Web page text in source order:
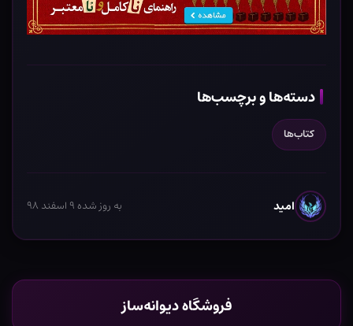
دسته‌ها و برچسب‌ها
کتاب‌ها
امید به روز شده ۹ اسفند ۹۸
فروشگاه دیوانه‌ساز